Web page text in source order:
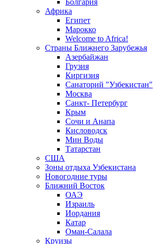
Болгария
Африка
Египет
Марокко
Welcome to Africa!
Страны Ближнего Зарубежья
Азербайжан
Грузия
Киргизия
Санаторий "Узбекистан"
Москва
Санкт- Петербург
Крым
Сочи и Анапа
Кисловодск
Мин Воды
Татарстан
США
Зоны отдыха Узбекистана
Новогодние туры
Ближний Восток
ОАЭ
Израиль
Иордания
Катар
Оман-Салала
Круизы